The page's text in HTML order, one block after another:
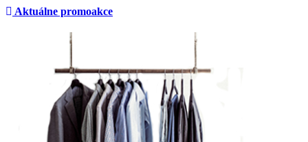
Aktuálne promoakce